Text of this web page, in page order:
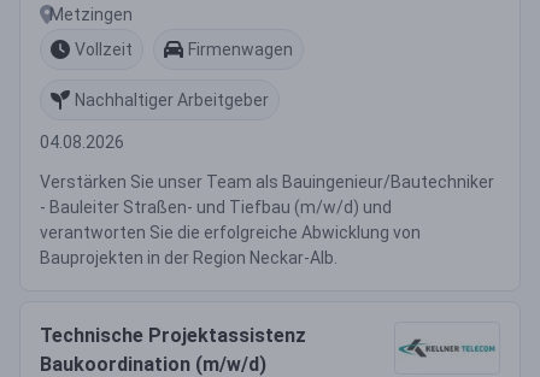
Metzingen
Vollzeit
Firmenwagen
Nachhaltiger Arbeitgeber
04.08.2026
Verstärken Sie unser Team als Bauingenieur/Bautechniker
- Bauleiter Straßen- und Tiefbau (m/w/d) und
verantworten Sie die erfolgreiche Abwicklung von
Bauprojekten in der Region Neckar-Alb.
Technische Projektassistenz
Baukoordination (m/w/d)